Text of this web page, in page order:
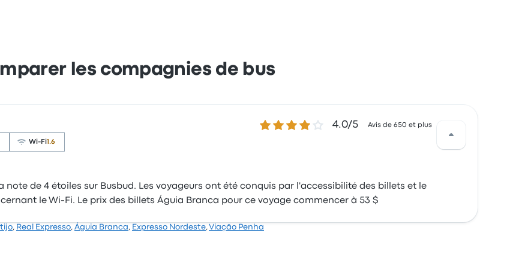
les compagnies de bus
4.0 sur 5 étoiles 4.0/5 Avis de 650 et plus
Wi-Fi1.6
de 4 étoiles sur Busbud. Les voyageurs ont été conquis par l'accessibilité des billets et le
le Wi-Fi. Le prix des billets Águia Branca pour ce voyage commencer à 53 $
, Real Expresso, Águia Branca, Expresso Nordeste,Viação Penha